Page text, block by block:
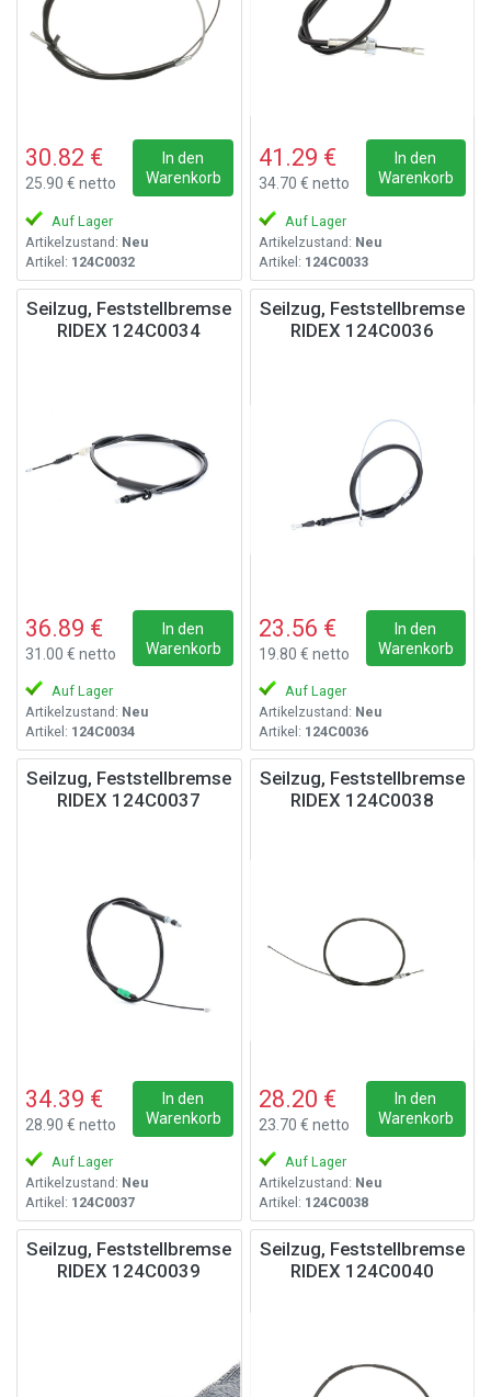
30.82 €
25.90 € netto
In den
Warenkorb
Auf Lager
Artikelzustand: Neu
Artikel: 124C0032
41.29 €
34.70 € netto
In den
Warenkorb
Auf Lager
Artikelzustand: Neu
Artikel: 124C0033
Seilzug, Feststellbremse
RIDEX 124C0034
36.89 €
31.00 € netto
In den
Warenkorb
Auf Lager
Artikelzustand: Neu
Artikel: 124C0034
Seilzug, Feststellbremse
RIDEX 124C0036
23.56 €
19.80 € netto
In den
Warenkorb
Auf Lager
Artikelzustand: Neu
Artikel: 124C0036
Seilzug, Feststellbremse
RIDEX 124C0037
34.39 €
28.90 € netto
In den
Warenkorb
Auf Lager
Artikelzustand: Neu
Artikel: 124C0037
Seilzug, Feststellbremse
RIDEX 124C0038
28.20 €
23.70 € netto
In den
Warenkorb
Auf Lager
Artikelzustand: Neu
Artikel: 124C0038
Seilzug, Feststellbremse
RIDEX 124C0039
Seilzug, Feststellbremse
RIDEX 124C0040